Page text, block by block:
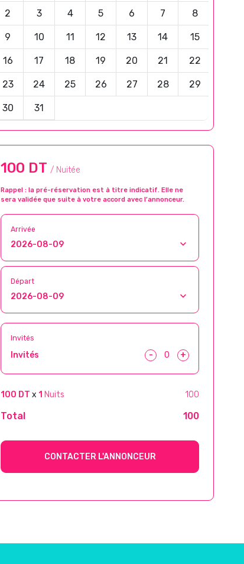
2 3 4 5 6 7 8
9 10 11 12 13 14 15
16 17 18 19 20 21 22
23 24 25 26 27 28 29
30 31
100 DT / Nuitée
Rappel : la pré-réservation est à titre indicatif. Elle ne
sera validée que suite à votre accord avec l’annonceur.
Arrivée
Départ
Invités
Invités - +
100 DT x 1 Nuits 100
Total 100
CONTACTER L'ANNONCEUR